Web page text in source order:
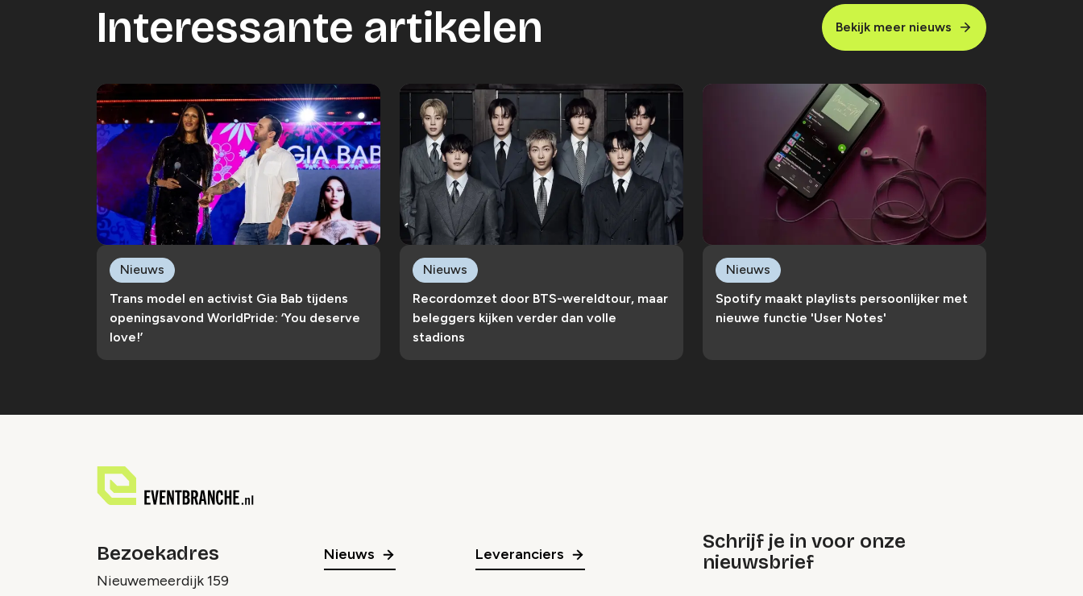
Interessante artikelen Bekijk meer nieuws
Trans model en activist Gia Bab tijdens
openingsavond WorldPride: ‘You deserve
love!’
Nieuws
Recordomzet door BTS-wereldtour, maar
beleggers kijken verder dan volle
stadions
Nieuws
Spotify maakt playlists persoonlijker met
nieuwe functie 'User Notes'
Nieuws
Bezoekadres
Nieuwemeerdijk 159
Nieuws Leveranciers
Schrijf je in voor onze
nieuwsbrief